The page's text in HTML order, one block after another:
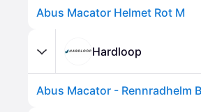
Abus Macator Helmet Rot M
Hardloop
Abus Macator - Rennradhelm